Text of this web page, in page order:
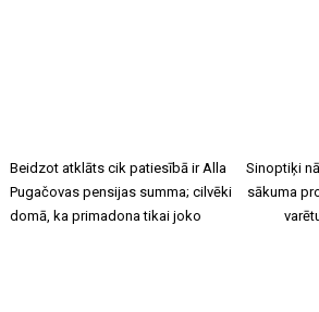
Beidzot atklāts cik patiesībā ir Alla
Pugačovas pensijas summa; cilvēki
domā, ka primadona tikai joko
Sinoptiķi
sākuma